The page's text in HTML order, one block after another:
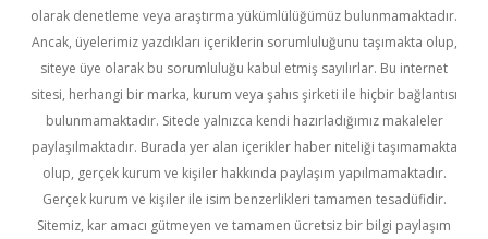
olarak denetleme veya araştırma yükümlülüğümüz bulunmamaktadır.
Ancak, üyelerimiz yazdıkları içeriklerin sorumluluğunu taşımakta olup,
siteye üye olarak bu sorumluluğu kabul etmiş sayılırlar. Bu internet
sitesi, herhangi bir marka, kurum veya şahıs şirketi ile hiçbir bağlantısı
bulunmamaktadır. Sitede yalnızca kendi hazırladığımız makaleler
paylaşılmaktadır. Burada yer alan içerikler haber niteliği taşımamakta
olup, gerçek kurum ve kişiler hakkında paylaşım yapılmamaktadır.
Gerçek kurum ve kişiler ile isim benzerlikleri tamamen tesadüfidir.
Sitemiz, kar amacı gütmeyen ve tamamen ücretsiz bir bilgi paylaşım